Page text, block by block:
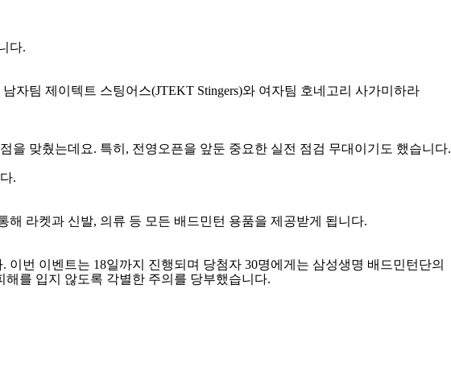
다.
남자팀 제이텍트 스팅어스(JTEKT Stingers)와 여자팀 호네고리 사가미하라
을 맞췄는데요. 특히 , 전영오픈을 앞둔 중요한 실전 점검 무대이기도 했습니다.
.
해 라켓과 신발, 의류 등 모든 배드민턴 용품을 제공받게 됩니다.
. 이번 이벤트는 18일까지 진행되며 당첨자 30명에게는 삼성생명 배드민턴단의
해를 입지 않도록 각별한 주의를 당부했습니다.